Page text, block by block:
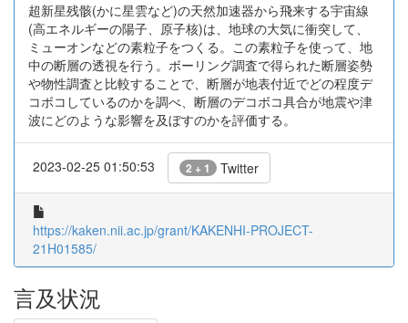
超新星残骸(かに星雲など)の天然加速器から飛来する宇宙線
(高エネルギーの陽子、原子核)は、地球の大気に衝突して、
ミューオンなどの素粒子をつくる。この素粒子を使って、地
中の断層の透視を行う。ボーリング調査で得られた断層姿勢
や物性調査と比較することで、断層が地表付近でどの程度デ
コボコしているのかを調べ、断層のデコボコ具合が地震や津
波にどのような影響を及ぼすのかを評価する。
2023-02-25 01:50:53 2 + 1 Twitter
https://kaken.nii.ac.jp/grant/KAKENHI-PROJECT-
21H01585/
言及状況